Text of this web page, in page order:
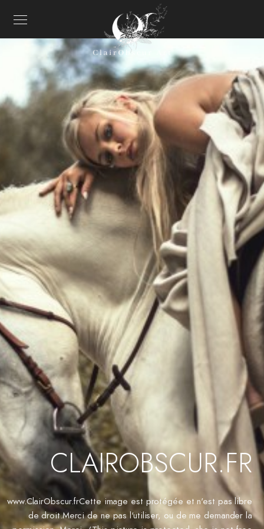
CLAIROBSCUR.FR
www.ClairObscur.frCette image est protégée et n'est pas libre
de droit.Merci de ne pas l'utiliser, ou de me demander la